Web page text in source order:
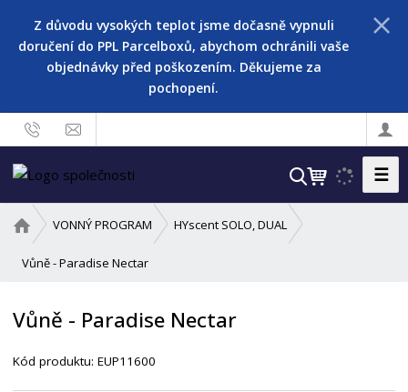
Z důvodu vysokých teplot jsme dočasně vypnuli
doručení do PPL Parcelboxů, abychom ochránili vaše
objednávky před poškozením. Děkujeme za
pochopení.
V
☰
v
o
í
t
VONNÝ PROGRAM HYscent SOLO, DUAL
Vůně - Paradise Nectar
Vůně - Paradise Nectar
Kód produktu:EUP11600